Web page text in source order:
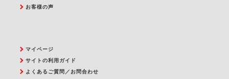
お客様の声
マイページ
サイトの利用ガイド
よくあるご質問／お問合わせ